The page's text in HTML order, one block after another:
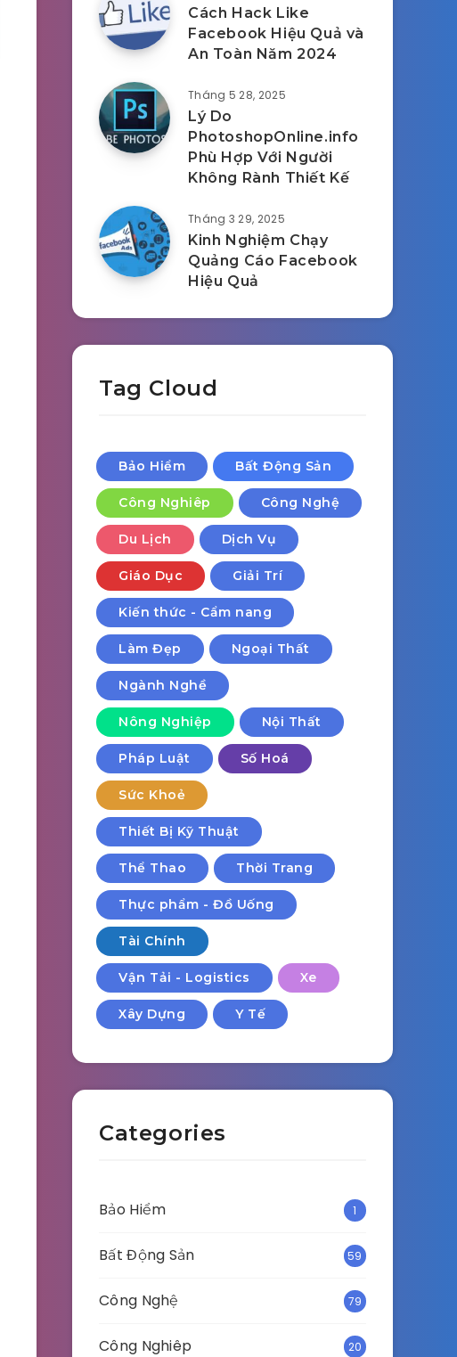
Cách Hack Like
Facebook Hiệu Quả và
An Toàn Năm 2024
Tháng 5 28, 2025
Lý Do
PhotoshopOnline.info
Phù Hợp Với Người
Không Rành Thiết Kế
Tháng 3 29, 2025
Kinh Nghiệm Chạy
Quảng Cáo Facebook
Hiệu Quả
Tag Cloud
Bảo Hiểm Bất Động Sản
Công Nghiêp Công Nghệ
Du Lịch Dịch Vụ
Giáo Dục Giải Trí
Kiến thức - Cẩm nang
Làm Đẹp Ngoại Thất
Ngành Nghề
Nông Nghiệp Nội Thất
Pháp Luật Số Hoá
Sức Khoẻ
Thiết Bị Kỹ Thuật
Thể Thao Thời Trang
Thực phẩm - Đồ Uống
Tài Chính
Vận Tải - Logistics Xe
Xây Dựng Y Tế
Categories
Bảo Hiểm 1
Bất Động Sản 59
Công Nghệ 79
Công Nghiêp 20